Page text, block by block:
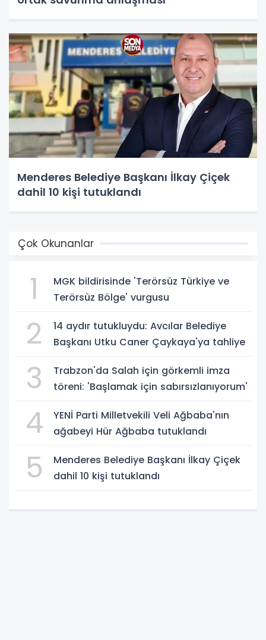
Menderes Belediye Başkanı İlkay Çiçek
dahil 10 kişi tutuklandı
Çok Okunanlar
1
MGK bildirisinde 'Terörsüz Türkiye ve
Terörsüz Bölge' vurgusu
2
14 aydır tutukluydu: Avcılar Belediye
Başkanı Utku Caner Çaykaya'ya tahliye
3
Trabzon'da Salah için görkemli imza
töreni: 'Başlamak için sabırsızlanıyorum'
4
YENİ Parti Milletvekili Veli Ağbaba'nın
ağabeyi Hür Ağbaba tutuklandı
5
Menderes Belediye Başkanı İlkay Çiçek
dahil 10 kişi tutuklandı